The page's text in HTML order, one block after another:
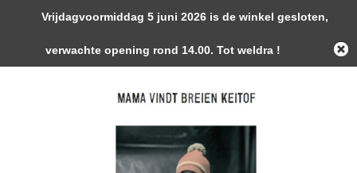
0 Artikelen - €0,00
Vrijdagvoormiddag 5 juni 2026 is de winkel gesloten,
verwachte opening rond 14.00. Tot weldra !